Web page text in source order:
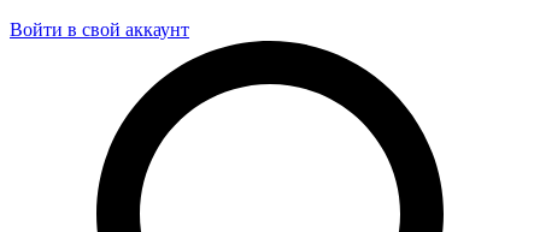
Войти в свой аккаунт